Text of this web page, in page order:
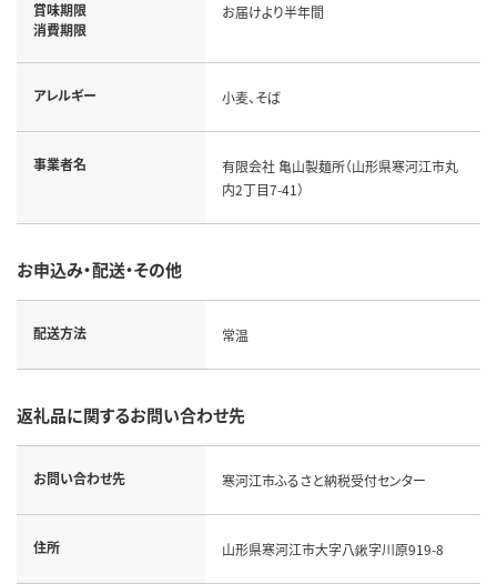
賞味期限
消費期限
お届けより半年間
アレルギー 小麦、そば
事業者名
有限会社 亀山製麺所（山形県寒河江市丸
内2丁目7-41）
お申込み・配送・その他
配送方法 常温
返礼品に関するお問い合わせ先
お問い合わせ先 寒河江市ふるさと納税受付センター
住所 山形県寒河江市大字八鍬字川原919-8